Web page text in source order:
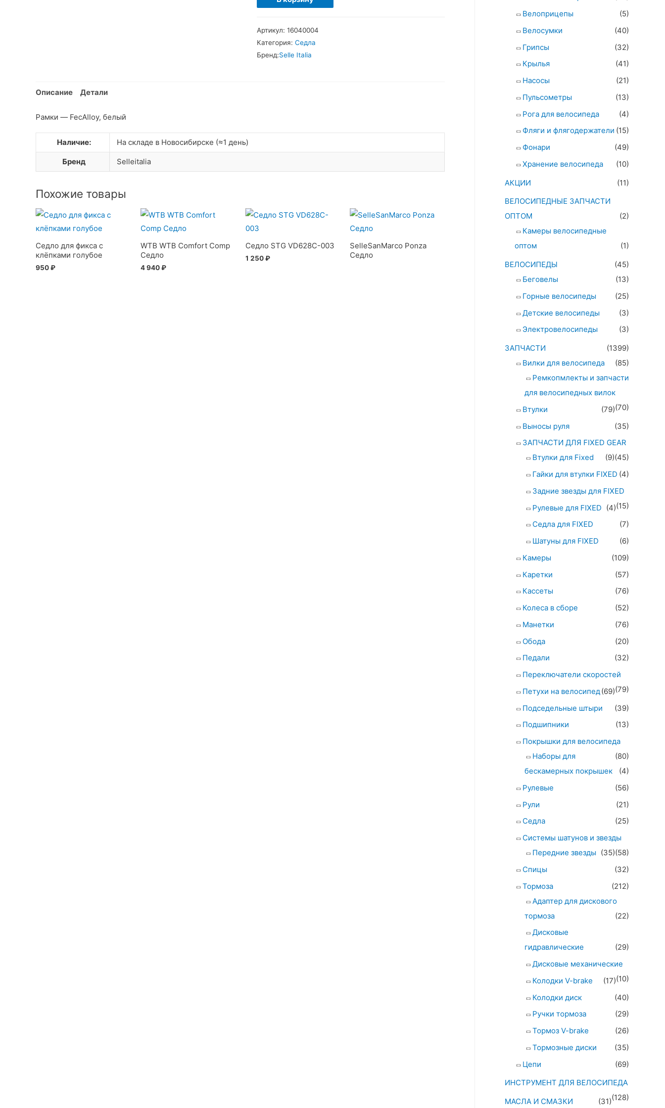
товара
Q-
Bik
Артикул: 16040004
Категория: Седла
Бренд:Selle Italia
Описание Детали
Рамки — FecAlloy, белый
Наличие: На складе в Новосибирске (≈1 день)
Бренд Selleitalia
Похожие товары
Седло для фикса с
клёпками голубое
950₽
WTB WTB Comfort Comp
Седло
4 940₽
Седло STG VD628C-003
1 250₽
SelleSanMarco Ponza
Седло
Велоприцепы
(5)
Велосумки
(40)
Грипсы
(32)
Крылья
(41)
Насосы
(21)
Пульсометры
(13)
Рога для велосипеда
(4)
Фляги и флягодержатели (15)
Фонари
(49)
Хранение велосипеда
(10)
АКЦИИ
(11)
ВЕЛОСИПЕДНЫЕ ЗАПЧАСТИ
ОПТОМ
(2)
Камеры велосипедные
оптом
(1)
ВЕЛОСИПЕДЫ
(45)
Беговелы
(13)
Горные велосипеды
(25)
Детские велосипеды
(3)
Электровелосипеды
(3)
ЗАПЧАСТИ
(1399)
Вилки для велосипеда
(85)
Ремкопмлекты и запчасти
для велосипедных вилок
(70)
Втулки
(79)
Выносы руля
(35)
ЗАПЧАСТИ ДЛЯ FIXED GEAR
(45)
Втулки для Fixed
(9)
Гайки для втулки FIXED (4)
Задние звезды для FIXED
(15)
Рулевые для FIXED (4)
Седла для FIXED
(7)
Шатуны для FIXED
(6)
Камеры
(109)
Каретки
(57)
Кассеты
(76)
Колеса в сборе
(52)
Манетки
(76)
Обода
(20)
Педали
(32)
Переключатели скоростей
(79)
Петухи на велосипед(69)
Подседельные штыри
(39)
Подшипники
(13)
Покрышки для велосипеда
(80)
Наборы для
бескамерных покрышек
(4)
Рулевые
(56)
Рули
(21)
Седла
(25)
Системы шатунов и звезды
(58)
Передние звезды (35)
Спицы
(32)
Тормоза
(212)
Адаптер для дискового
тормоза
(22)
Дисковые
гидравлические
(29)
Дисковые механические
(10)
Колодки V-brake
(17)
Колодки диск
(40)
Ручки тормоза
(29)
Тормоз V-brake
(26)
Тормозные диски
(35)
Цепи
(69)
ИНСТРУМЕНТ ДЛЯ ВЕЛОСИПЕДА
(128)
МАСЛА И СМАЗКИ (31)